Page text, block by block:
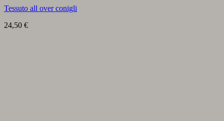
Tessuto all over conigli
24,50 €